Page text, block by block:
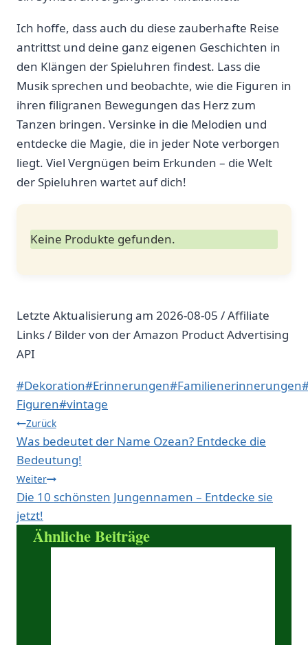
Ich⁢ hoffe, dass ⁤auch du diese zauberhafte Reise
antrittst‌ und deine ganz⁢ eigenen Geschichten in‌
den Klängen der Spieluhren findest. ⁢Lass die
Musik sprechen und beobachte, wie die Figuren in
ihren filigranen ​Bewegungen das Herz zum
Tanzen bringen. Versinke in die‍ Melodien und
entdecke die Magie, die‍ in jeder Note ‌verborgen
liegt. Viel Vergnügen​ beim ‌Erkunden – die Welt
der Spieluhren wartet auf dich!
Keine Produkte gefunden.
Letzte Aktualisierung am 2026-08-05 / Affiliate
Links / Bilder von der Amazon Product Advertising
API
Schlagworte:
#Dekoration#Erinnerungen#Familienerinnerungen
Figuren#vintage
Beitragsnavigation
Zurück
Was bedeutet der Name Ozean? Entdecke die
Bedeutung!
Weiter
Die 10 schönsten Jungennamen – Entdecke sie
jetzt!
Ähnliche Beiträge